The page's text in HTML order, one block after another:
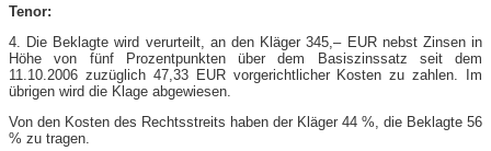
Tenor:
4. Die Beklagte wird verurteilt, an den Kläger 345,– EUR nebst Zinsen in
Höhe von fünf Prozentpunkten über dem Basiszinssatz seit dem
11.10.2006 zuzüglich 47,33 EUR vorgerichtlicher Kosten zu zahlen. Im
übrigen wird die Klage abgewiesen.
Von den Kosten des Rechtsstreits haben der Kläger 44 %, die Beklagte 56
% zu tragen.